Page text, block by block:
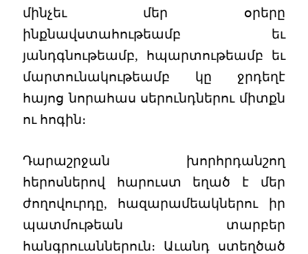
մինչեւ մեր օրերը
ինքնավստահութեամբ եւ
յանդգնութեամբ, հպարտութեամբ եւ
մարտունակութեամբ կը ջրդեղէ
հայոց նորահաս սերունդներու միտքն
ու հոգին։
Դարաշրջան խորհրդանշող
հերոսներով հարուստ եղած է մեր
ժողովուրդը, հազարամեակներու իր
պատմութեան տարբեր
հանգրուաններուն։ Աւանդ ստեղծած